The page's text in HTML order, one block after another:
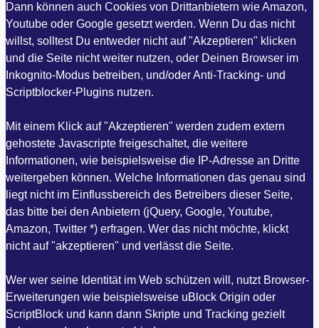
Dann können auch Cookies von Drittanbietern wie Amazon,
Youtube oder Google gesetzt werden. Wenn Du das nicht
willst, solltest Du entweder nicht auf "Akzeptieren" klicken
und die Seite nicht weiter nutzen, oder Deinen Browser im
Inkognito-Modus betreiben, und/oder Anti-Tracking- und
Scriptblocker-Plugins nutzen.
Mit einem Klick auf "Akzeptieren" werden zudem extern
gehostete Javascripte freigeschaltet, die weitere
Informationen, wie beispielsweise die IP-Adresse an Dritte
weitergeben können. Welche Informationen das genau sind
liegt nicht im Einflussbereich des Betreibers dieser Seite,
das bitte bei den Anbietern (jQuery, Google, Youtube,
Amazon, Twitter *) erfragen. Wer das nicht möchte, klickt
nicht auf "akzeptieren" und verlässt die Seite.
Wer wer seine Identität im Web schützen will, nutzt Browser-
Erweiterungen wie beispielsweise uBlock Origin oder
ScriptBlock und kann dann Skripte und Tracking gezielt